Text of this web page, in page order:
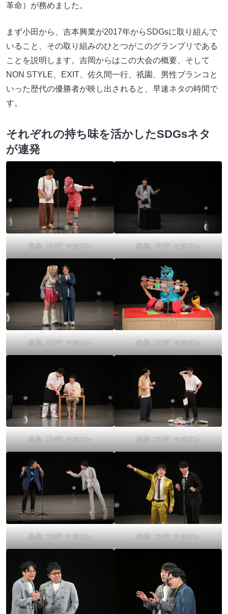
革命）が務めました。
まず小田から、吉本興業が2017年からSDGsに取り組んで
いること、その取り組みのひとつがこのグランプリである
ことを説明します。吉岡からはこの大会の概要、そして
NON STYLE、EXIT、佐久間一行、祇園、男性ブランコと
いった歴代の優勝者が映し出されると、早速ネタの時間で
す。
それぞれの持ち味を活かしたSDGsネタ
が連発
出典: FANY マガジン 出典: FANY マガジン
出典: FANY マガジン 出典: FANY マガジン
出典: FANY マガジン 出典: FANY マガジン
出典: FANY マガジン 出典: FANY マガジン